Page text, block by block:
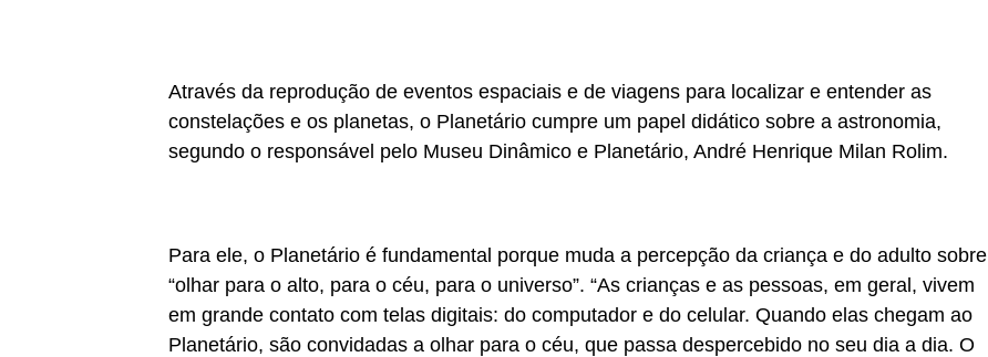
Através da reprodução de eventos espaciais e de viagens para localizar e entender as
constelações e os planetas, o Planetário cumpre um papel didático sobre a astronomia,
segundo o responsável pelo Museu Dinâmico e Planetário, André Henrique Milan Rolim.
Para ele, o Planetário é fundamental porque muda a percepção da criança e do adulto sobre
“olhar para o alto, para o céu, para o universo”. “As crianças e as pessoas, em geral, vivem
em grande contato com telas digitais: do computador e do celular. Quando elas chegam ao
Planetário, são convidadas a olhar para o céu, que passa despercebido no seu dia a dia. O